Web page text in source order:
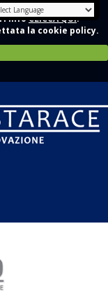
infoCLICCA QUI.
la cookie policy.